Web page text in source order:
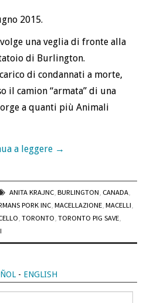
2015.
una veglia di fronte alla
di Burlington.
di condannati a morte,
il camion “armata” di una
a quanti più Animali
a leggere →
ANITA KRAJNC, BURLINGTON, CANADA,
PORK INC,MACELLAZIONE,MACELLI,
,TORONTO,TORONTO PIG SAVE,
- ENGLISH